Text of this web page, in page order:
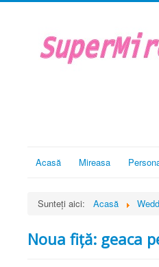
Acasă Mireasa
Sunteți aici: Acasă
Noua fiță: geaca